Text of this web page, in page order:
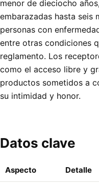
menor de dieciocho
embarazadas hasta seis
personas con
entre otras condiciones
reglamento. Los
como el acceso libre y
productos sometidos a
su intimidad y honor.
Datos clave
Aspecto Detalle